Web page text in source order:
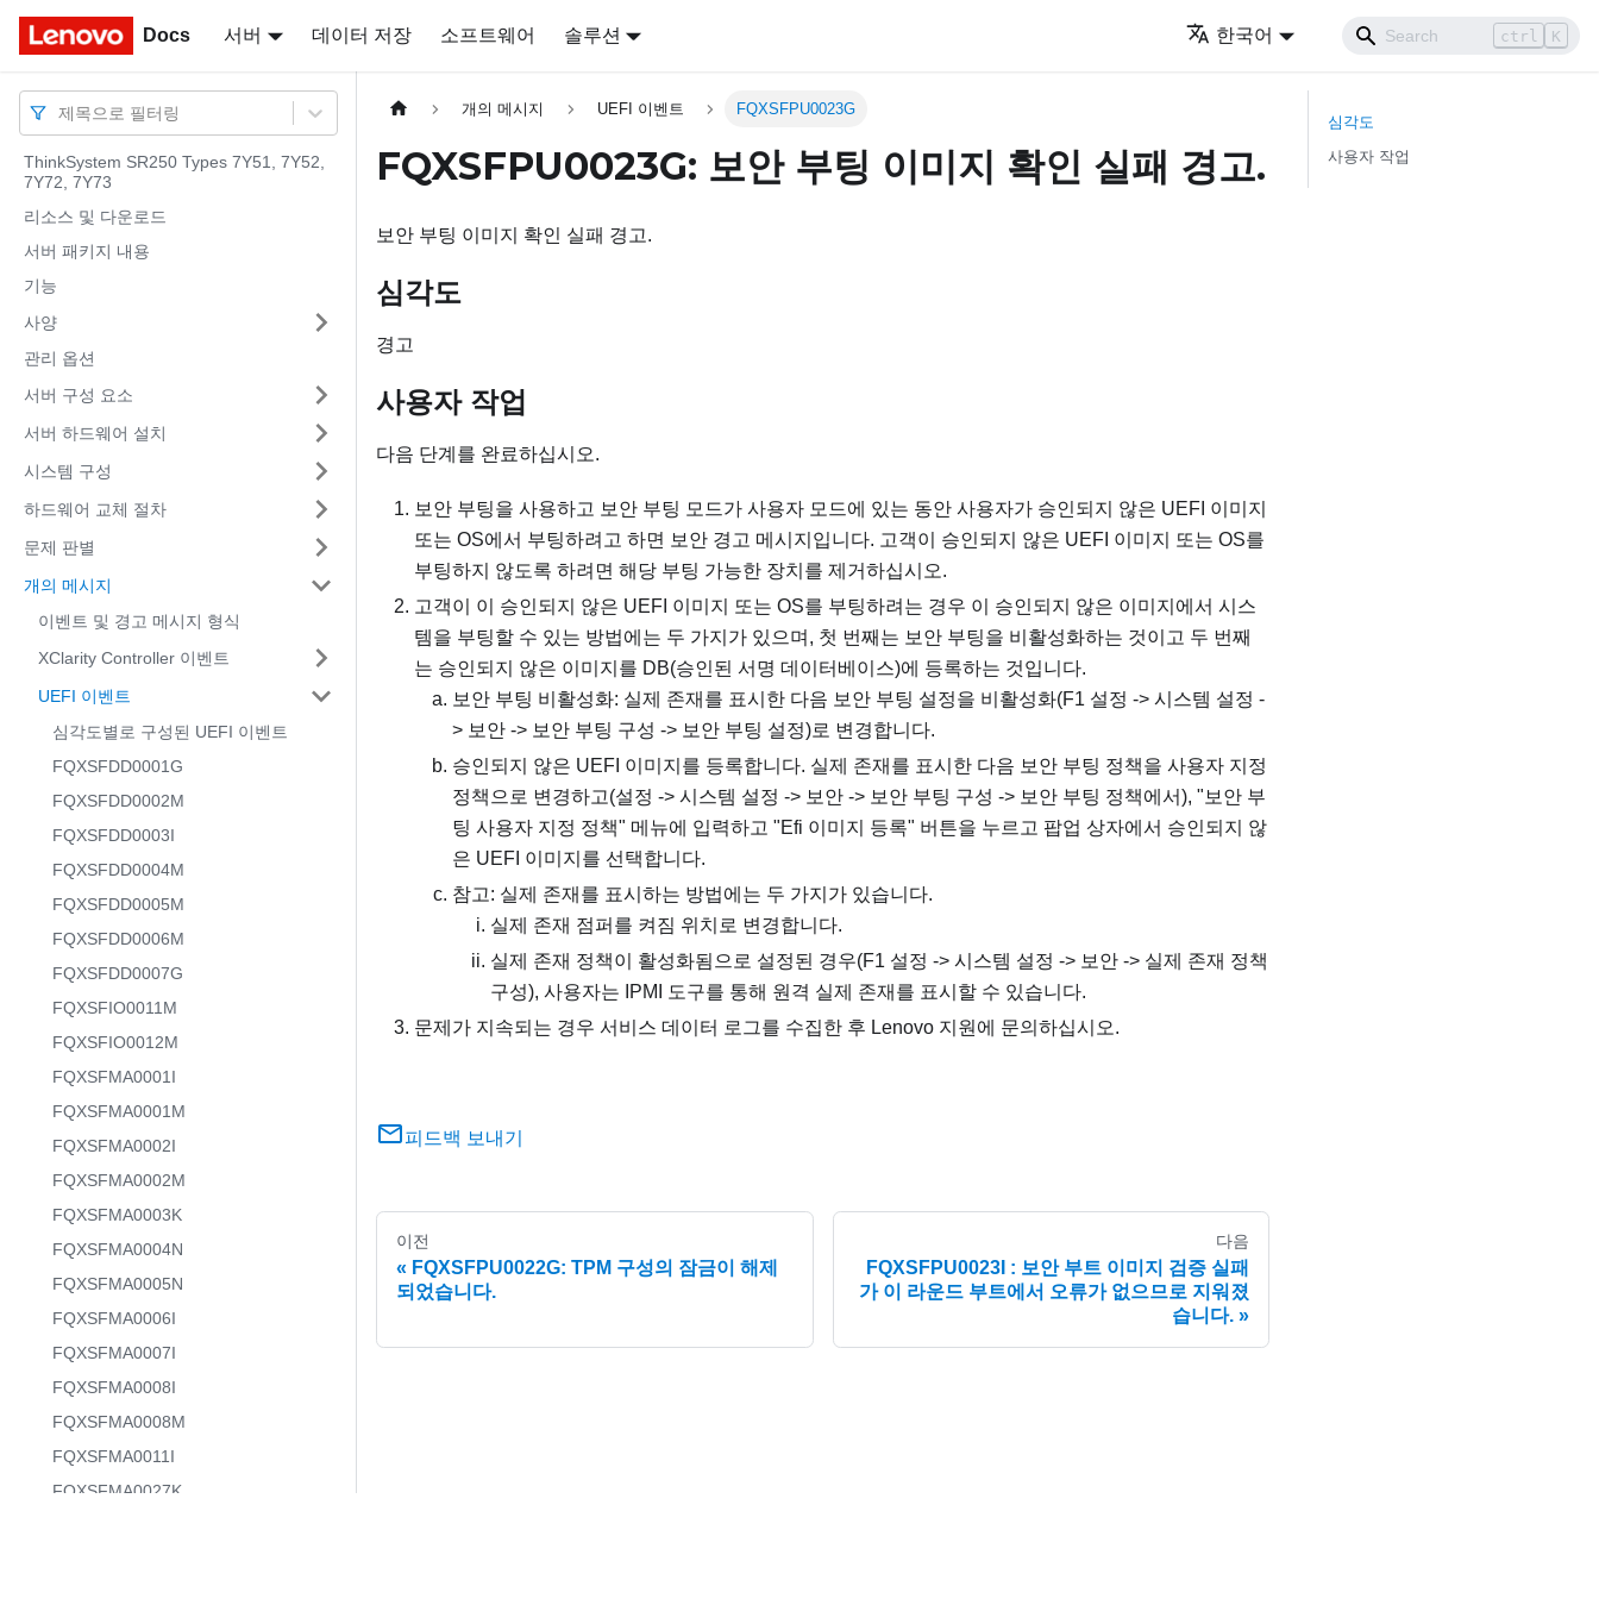
Docs 서버 데이터 저장 소프트웨어 솔루션 한국어 ctrl K
Docs
제목으로 필터링
ThinkSystem SR250 Types 7Y51, 7Y52,
7Y72, 7Y73
리소스 및 다운로드
서버 패키지 내용
기능
사양
관리 옵션
서버 구성 요소
서버 하드웨어 설치
시스템 구성
하드웨어 교체 절차
문제 판별
개의 메시지
이벤트 및 경고 메시지 형식
XClarity Controller 이벤트
UEFI 이벤트
심각도별로 구성된 UEFI 이벤트
FQXSFDD0001G
FQXSFDD0002M
FQXSFDD0003I
FQXSFDD0004M
FQXSFDD0005M
FQXSFDD0006M
FQXSFDD0007G
FQXSFIO0011M
FQXSFIO0012M
FQXSFMA0001I
FQXSFMA0001M
FQXSFMA0002I
FQXSFMA0002M
FQXSFMA0003K
FQXSFMA0004N
FQXSFMA0005N
FQXSFMA0006I
FQXSFMA0007I
FQXSFMA0008I
FQXSFMA0008M
FQXSFMA0011I
FQXSFMA0027K
개의 메시지 UEFI 이벤트 FQXSFPU0023G
FQXSFPU0023G: 보안 부팅 이미지 확인 실패 경고.
보안 부팅 이미지 확인 실패 경고.
심각도
경고
사용자 작업
다음 단계를 완료하십시오.
보안 부팅을 사용하고 보안 부팅 모드가 사용자 모드에 있는 동안 사용자가 승인되지 않은 UEFI 이미지
또는 OS에서 부팅하려고 하면 보안 경고 메시지입니다. 고객이 승인되지 않은 UEFI 이미지 또는 OS를
부팅하지 않도록 하려면 해당 부팅 가능한 장치를 제거하십시오.
고객이 이 승인되지 않은 UEFI 이미지 또는 OS를 부팅하려는 경우 이 승인되지 않은 이미지에서 시스
템을 부팅할 수 있는 방법에는 두 가지가 있으며, 첫 번째는 보안 부팅을 비활성화하는 것이고 두 번째
는 승인되지 않은 이미지를 DB(승인된 서명 데이터베이스)에 등록하는 것입니다.
보안 부팅 비활성화: 실제 존재를 표시한 다음 보안 부팅 설정을 비활성화(F1 설정 -> 시스템 설정 -
> 보안 -> 보안 부팅 구성 -> 보안 부팅 설정)로 변경합니다.
승인되지 않은 UEFI 이미지를 등록합니다. 실제 존재를 표시한 다음 보안 부팅 정책을 사용자 지정
정책으로 변경하고(설정 -> 시스템 설정 -> 보안 -> 보안 부팅 구성 -> 보안 부팅 정책에서), "보안 부
팅 사용자 지정 정책" 메뉴에 입력하고 "Efi 이미지 등록" 버튼을 누르고 팝업 상자에서 승인되지 않
은 UEFI 이미지를 선택합니다.
참고: 실제 존재를 표시하는 방법에는 두 가지가 있습니다.
실제 존재 점퍼를 켜짐 위치로 변경합니다.
실제 존재 정책이 활성화됨으로 설정된 경우(F1 설정 -> 시스템 설정 -> 보안 -> 실제 존재 정책
구성), 사용자는 IPMI 도구를 통해 원격 실제 존재를 표시할 수 있습니다.
문제가 지속되는 경우 서비스 데이터 로그를 수집한 후 Lenovo 지원에 문의하십시오.
피드백 보내기
이전
FQXSFPU0022G: TPM 구성의 잠금이 해제
되었습니다.
다음
FQXSFPU0023I : 보안 부트 이미지 검증 실패
가 이 라운드 부트에서 오류가 없으므로 지워졌
습니다.
심각도
사용자 작업